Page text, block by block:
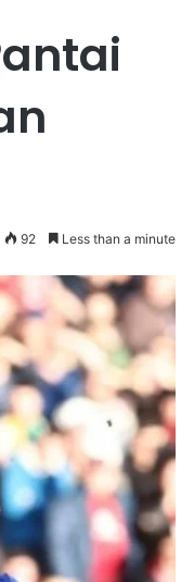
92 Less than a minute